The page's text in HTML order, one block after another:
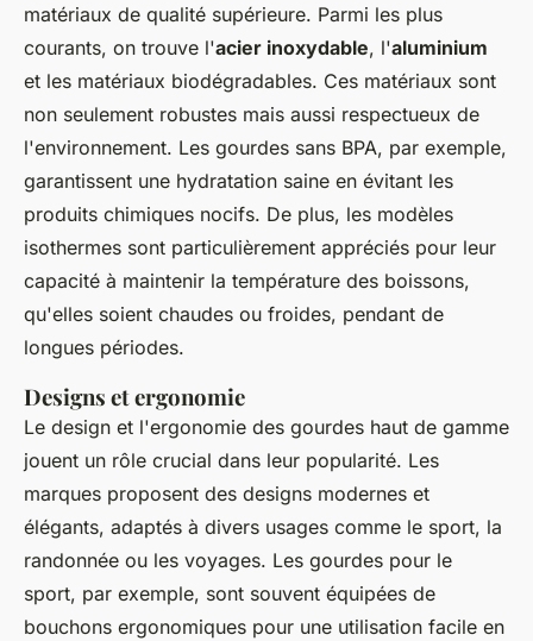
matériaux de qualité supérieure. Parmi les plus
courants, on trouve l'acier inoxydable, l'aluminium
et les matériaux biodégradables. Ces matériaux sont
non seulement robustes mais aussi respectueux de
l'environnement. Les gourdes sans BPA, par exemple,
garantissent une hydratation saine en évitant les
produits chimiques nocifs. De plus, les modèles
isothermes sont particulièrement appréciés pour leur
capacité à maintenir la température des boissons,
qu'elles soient chaudes ou froides, pendant de
longues périodes.
Designs et ergonomie
Le design et l'ergonomie des gourdes haut de gamme
jouent un rôle crucial dans leur popularité. Les
marques proposent des designs modernes et
élégants, adaptés à divers usages comme le sport, la
randonnée ou les voyages. Les gourdes pour le
sport, par exemple, sont souvent équipées de
bouchons ergonomiques pour une utilisation facile en